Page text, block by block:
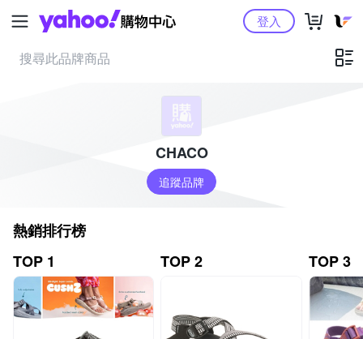
Yahoo購物中心登入
CHACO
追蹤品牌
熱銷排行榜
TOP 1
TOP 2 TOP 3